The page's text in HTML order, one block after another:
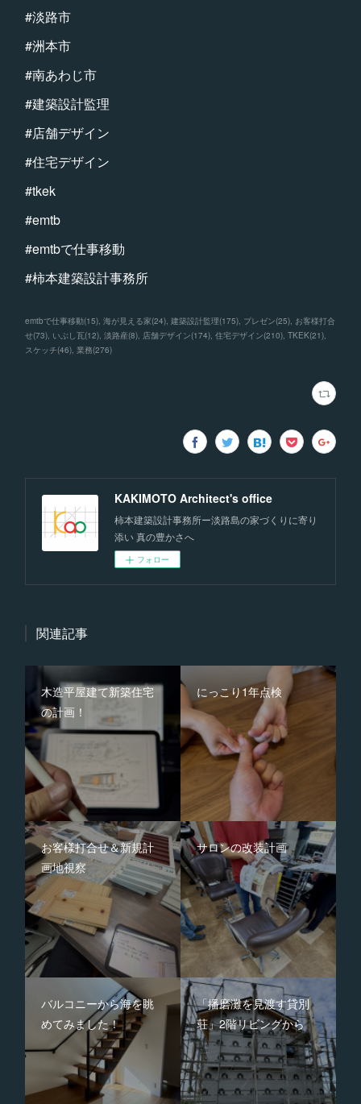
#淡路市
#洲本市
#南あわじ市
#建築設計監理
#店舗デザイン
#住宅デザイン
#tkek
#emtb
#emtbで仕事移動
#柿本建築設計事務所
emtbで仕事移動(15) 海が見える家(24) 建築設計監理(175) プレゼン(25) お客様打合
せ(73) いぶし瓦(12) 淡路産(8) 店舗デザイン(174) 住宅デザイン(210) TKEK(21)
スケッチ(46) 業務(276)
KAKIMOTO Architect's office
柿本建築設計事務所ー淡路島の家づくりに寄り
添い 真の豊かさへ
フォロー
関連記事
木造平屋建て新築住宅
の計画！
にっこり1年点検
お客様打合せ＆新規計
画地視察
サロンの改装計画
バルコニーから海を眺
めてみました！
「播磨灘を見渡す貸別
荘」2階リビングから